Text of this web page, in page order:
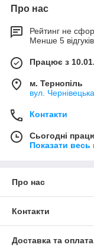
Про нас
Рейтинг не
Менше 5
Працює з
м. Тернопіль
вул.
Контакти
Сьогодні
Показати весь
Про нас
Контакти
Доставка та оплата